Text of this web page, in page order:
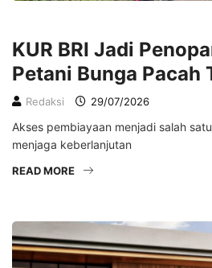
KUR BRI Jadi
Petani Bunga Pacah
Redaksi 29/07/2026
Akses pembiayaan menjadi salah
menjaga keberlanjutan
READ MORE